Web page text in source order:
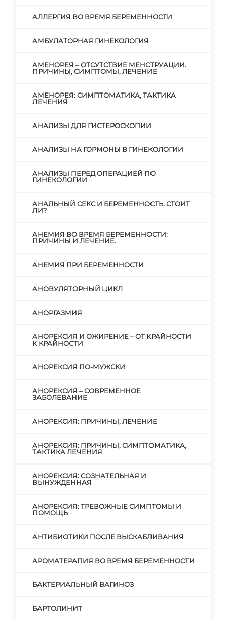
АЛЛЕРГИЯ ВО ВРЕМЯ БЕРЕМЕННОСТИ
АМБУЛАТОРНАЯ ГИНЕКОЛОГИЯ
АМЕНОРЕЯ – ОТСУТСТВИЕ МЕНСТРУАЦИИ.
ПРИЧИНЫ, СИМПТОМЫ, ЛЕЧЕНИЕ
АМЕНОРЕЯ: СИМПТОМАТИКА, ТАКТИКА
ЛЕЧЕНИЯ
АНАЛИЗЫ ДЛЯ ГИСТЕРОСКОПИИ
АНАЛИЗЫ НА ГОРМОНЫ В ГИНЕКОЛОГИИ
АНАЛИЗЫ ПЕРЕД ОПЕРАЦИЕЙ ПО
ГИНЕКОЛОГИИ
АНАЛЬНЫЙ СЕКС И БЕРЕМЕННОСТЬ. СТОИТ
ЛИ?
АНЕМИЯ ВО ВРЕМЯ БЕРЕМЕННОСТИ:
ПРИЧИНЫ И ЛЕЧЕНИЕ.
АНЕМИЯ ПРИ БЕРЕМЕННОСТИ
АНОВУЛЯТОРНЫЙ ЦИКЛ
АНОРГАЗМИЯ
АНОРЕКСИЯ И ОЖИРЕНИЕ – ОТ КРАЙНОСТИ
К КРАЙНОСТИ
АНОРЕКСИЯ ПО-МУЖСКИ
АНОРЕКСИЯ – СОВРЕМЕННОЕ
ЗАБОЛЕВАНИЕ
АНОРЕКСИЯ: ПРИЧИНЫ, ЛЕЧЕНИЕ
АНОРЕКСИЯ: ПРИЧИНЫ, СИМПТОМАТИКА,
ТАКТИКА ЛЕЧЕНИЯ
АНОРЕКСИЯ: СОЗНАТЕЛЬНАЯ И
ВЫНУЖДЕННАЯ
АНОРЕКСИЯ: ТРЕВОЖНЫЕ СИМПТОМЫ И
ПОМОЩЬ
АНТИБИОТИКИ ПОСЛЕ ВЫСКАБЛИВАНИЯ
АРОМАТЕРАПИЯ ВО ВРЕМЯ БЕРЕМЕННОСТИ
БАКТЕРИАЛЬНЫЙ ВАГИНОЗ
БАРТОЛИНИТ